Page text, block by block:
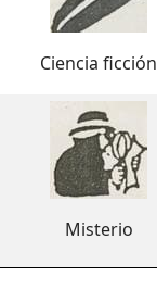
Ciencia ficción
Misterio